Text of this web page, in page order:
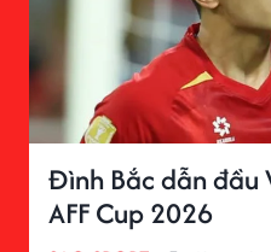
Đình Bắc dẫn đầu
AFF Cup 2026